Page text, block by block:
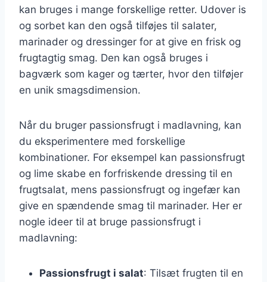
kan bruges i mange forskellige retter. Udover is
og sorbet kan den også tilføjes til salater,
marinader og dressinger for at give en frisk og
frugtagtig smag. Den kan også bruges i
bagværk som kager og tærter, hvor den tilføjer
en unik smagsdimension.
Når du bruger passionsfrugt i madlavning, kan
du eksperimentere med forskellige
kombinationer. For eksempel kan passionsfrugt
og lime skabe en forfriskende dressing til en
frugtsalat, mens passionsfrugt og ingefær kan
give en spændende smag til marinader. Her er
nogle ideer til at bruge passionsfrugt i
madlavning:
Passionsfrugt i salat: Tilsæt frugten til en